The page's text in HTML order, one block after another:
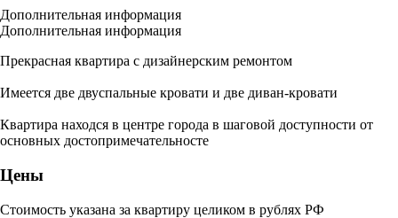
Дополнительная информация
Дополнительная информация
Прекрасная квартира с дизайнерским ремонтом
Имеется две двуспальные кровати и две диван-кровати
Квартира находся в центре города в шаговой доступности от
основных достопримечательносте
Цены
Стоимость указана за квартиру целиком в рублях РФ